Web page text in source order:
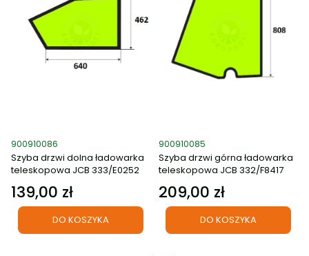
Kod produktu
900910086
Szyba drzwi dolna ładowarka
teleskopowa JCB 333/E0252
Cena
139,00 zł
DO KOSZYKA
Kod produktu
900910085
Szyba drzwi górna ładowarka
teleskopowa JCB 332/F8417
Cena
209,00 zł
DO KOSZYKA